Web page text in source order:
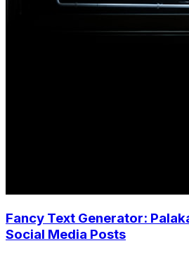
Fancy Text Generator:
Social Media Posts